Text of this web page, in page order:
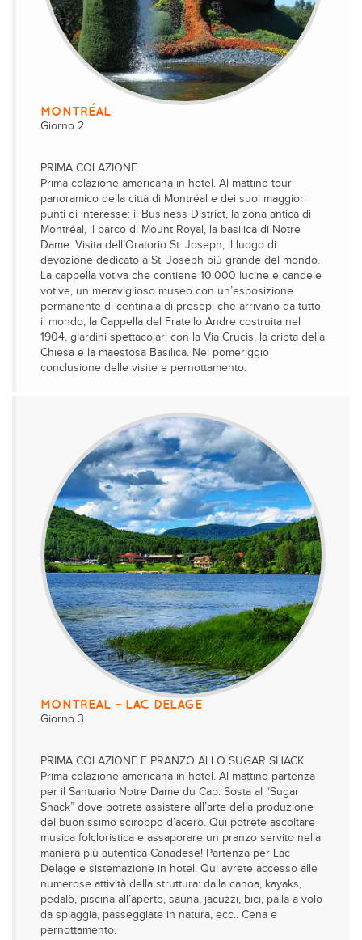
MONTRÉAL
Giorno 2
PRIMA COLAZIONE
Prima colazione americana in hotel. Al mattino tour
panoramico della città di Montréal e dei suoi maggiori
punti di interesse: il Business District, la zona antica di
Montréal, il parco di Mount Royal, la basilica di Notre
Dame. Visita dell’Oratorio St. Joseph, il luogo di
devozione dedicato a St. Joseph più grande del mondo.
La cappella votiva che contiene 10.000 lucine e candele
votive, un meraviglioso museo con un’esposizione
permanente di centinaia di presepi che arrivano da tutto
il mondo, la Cappella del Fratello Andre costruita nel
1904, giardini spettacolari con la Via Crucis, la cripta della
Chiesa e la maestosa Basilica. Nel pomeriggio
conclusione delle visite e pernottamento.
MONTREAL – LAC DELAGE
Giorno 3
PRIMA COLAZIONE E PRANZO ALLO SUGAR SHACK
Prima colazione americana in hotel. Al mattino partenza
per il Santuario Notre Dame du Cap. Sosta al “Sugar
Shack” dove potrete assistere all’arte della produzione
del buonissimo sciroppo d’acero. Qui potrete ascoltare
musica folcloristica e assaporare un pranzo servito nella
maniera più autentica Canadese! Partenza per Lac
Delage e sistemazione in hotel. Qui avrete accesso alle
numerose attività della struttura: dalla canoa, kayaks,
pedalò, piscina all’aperto, sauna, jacuzzi, bici, palla a volo
da spiaggia, passeggiate in natura, ecc.. Cena e
pernottamento.